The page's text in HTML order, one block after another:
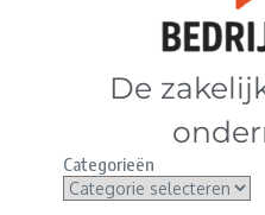
De
Categorieën